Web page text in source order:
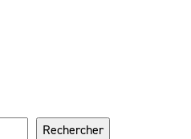
Rechercher